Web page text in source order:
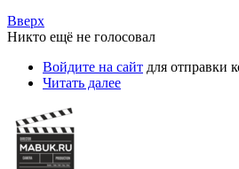
Вверх
Никто ещё не голосовал
Войдите на сайт для отправки
Читать далее